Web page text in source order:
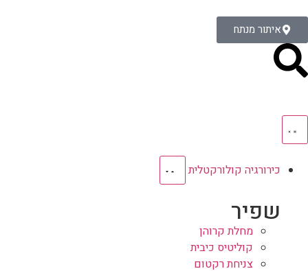
איתור מנתח
כירורגיה קולורקטלית
שפיר
מחלת קרוהן
קוליטיס כיבית
צניחת רקטום